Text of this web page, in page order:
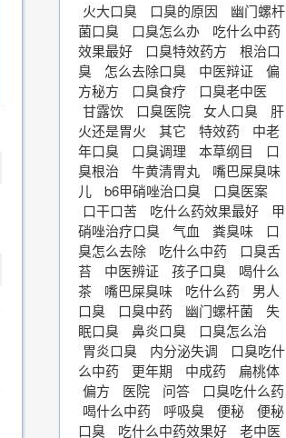
火大口臭 口臭的原因
幽门螺杆
菌口臭
口臭怎么办
吃什么中药
效果最好
口臭特效药方
根治口
臭
怎么去除口臭 中医辩证
偏
方秘方
口臭食疗
口臭老中医
甘露饮
口臭医院 女人口臭
肝
火还是胃火
其它 特效药
中老
年口臭
口臭调理 本草纲目
口
臭根治
牛黄清胃丸
嘴巴屎臭味
儿
b6甲硝唑治口臭
口臭医案
口干口苦
吃什么药效果最好
甲
硝唑治疗口臭
气血 粪臭味
口
臭怎么去除
吃什么中药
口臭舌
苔
中医辨证 孩子口臭
喝什么
茶
嘴巴屎臭味 吃什么药
男人
口臭
口臭中药 幽门螺杆菌
失
眠口臭
鼻炎口臭
口臭怎么治
胃炎口臭
内分泌失调
口臭吃什
么中药
更年期 中成药
扁桃体
偏方
医院 问答
口臭吃什么药
喝什么中药
呼吸臭 便秘
便秘
口臭
吃什么中药效果好 老中医